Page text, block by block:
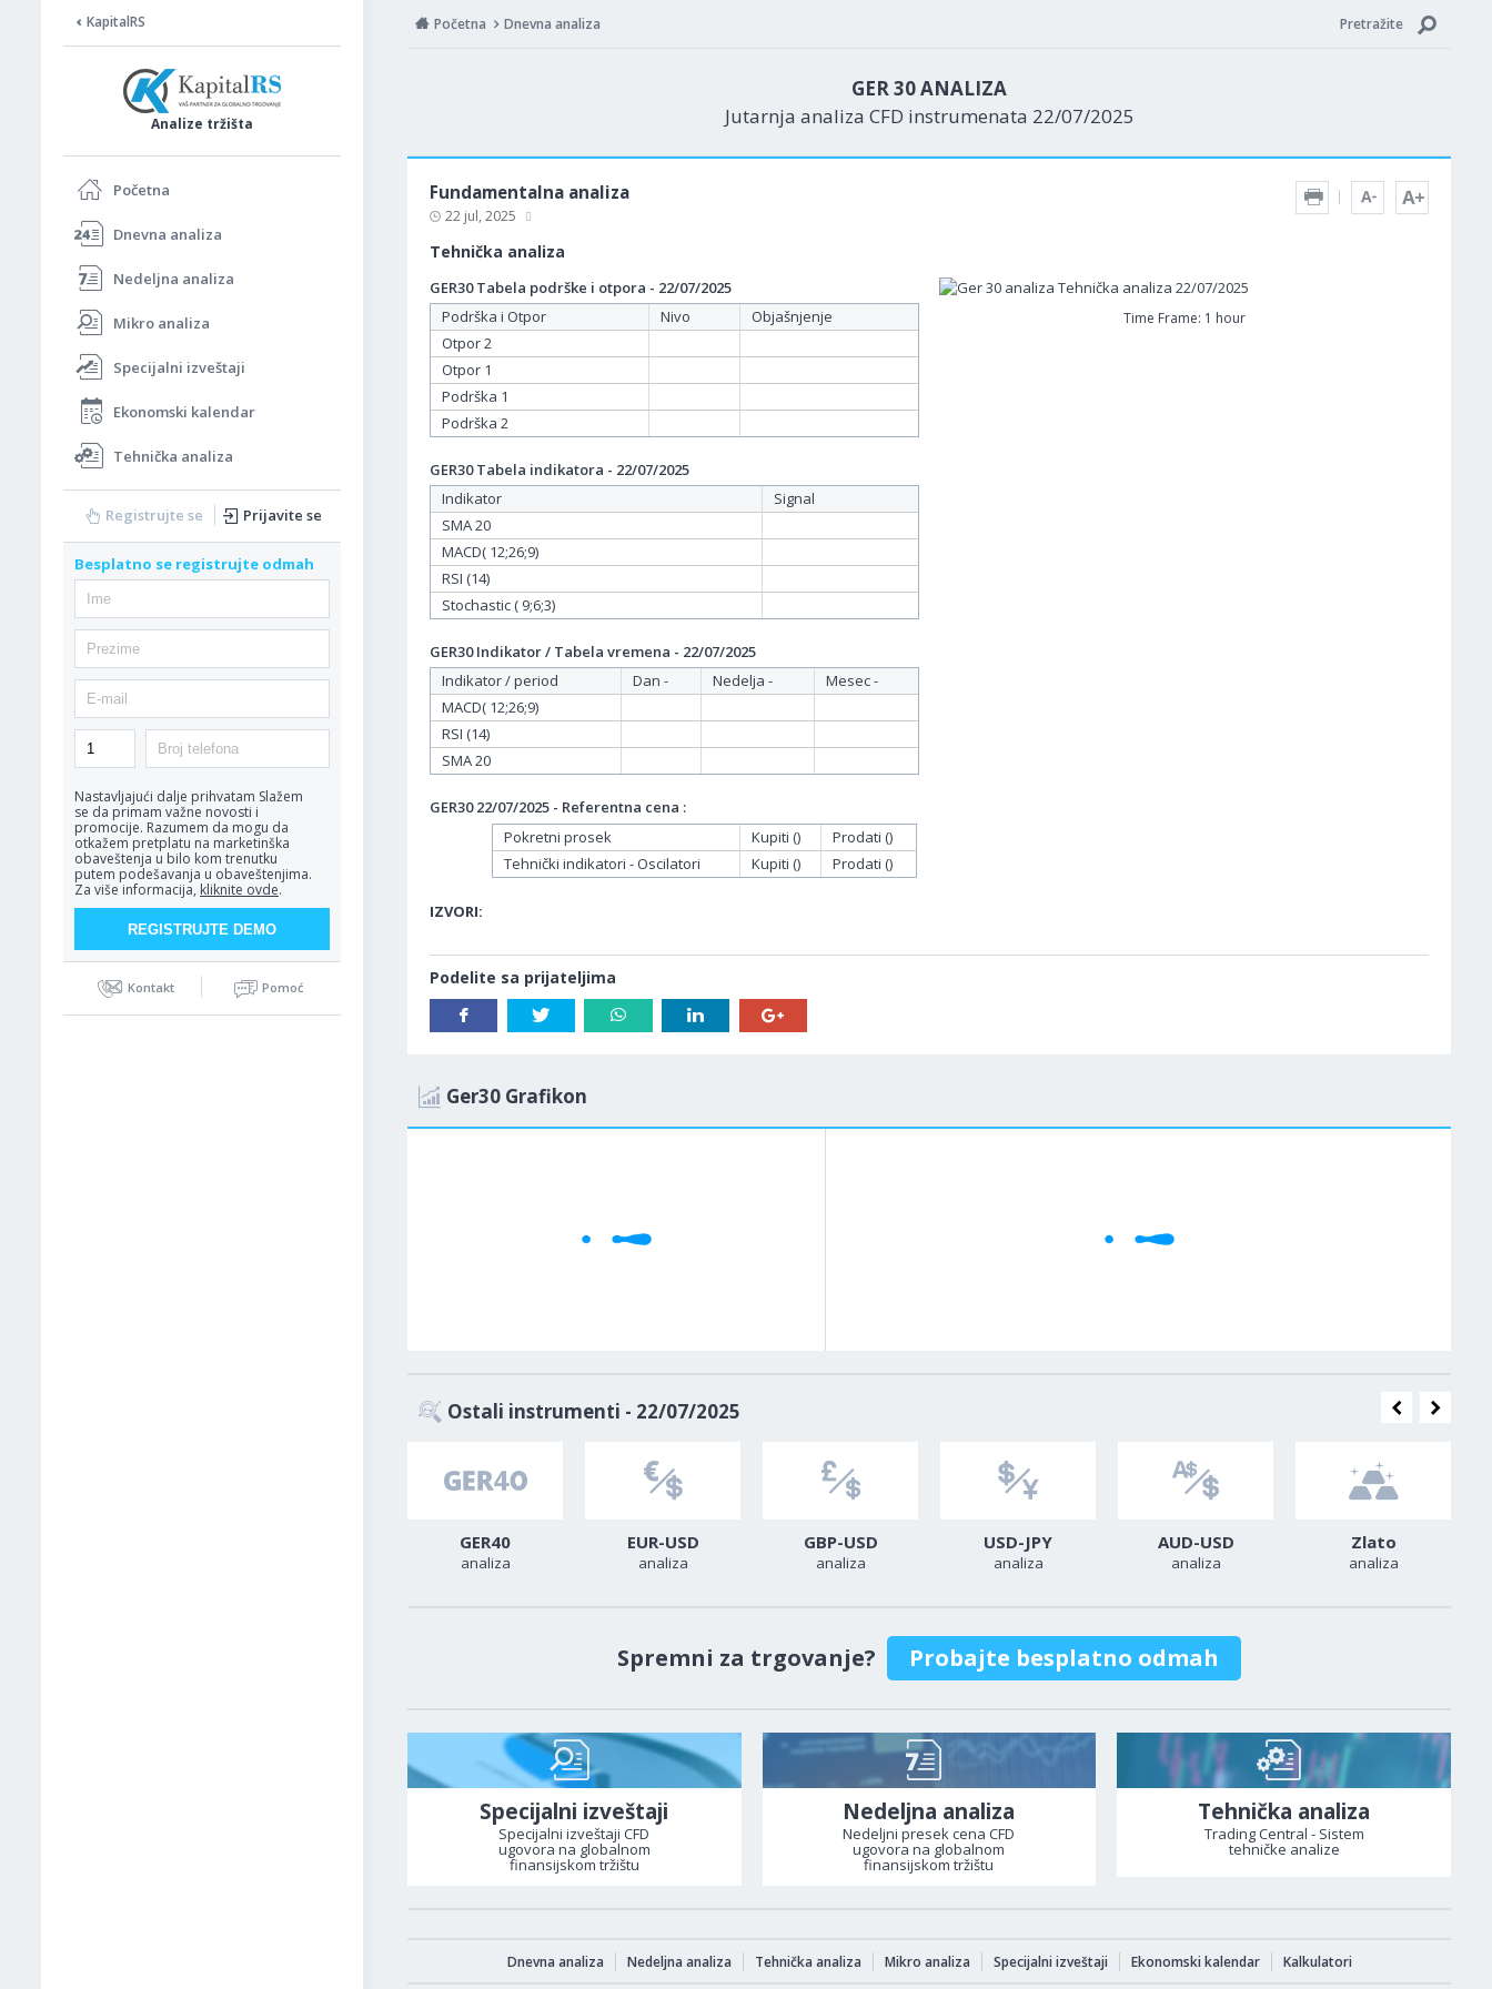
KapitalRS
Analize tržišta
Početna
Dnevna analiza
Nedeljna analiza
Mikro analiza
Specijalni izveštaji
Ekonomski kalendar
Tehnička analiza
Registrujte se Prijavite se
Besplatno se registrujte odmah
Nastavljajući dalje prihvatam Slažem
se da primam važne novosti i
promocije. Razumem da mogu da
otkažem pretplatu na marketinška
obaveštenja u bilo kom trenutku
putem podešavanja u obaveštenjima.
Za više informacija, kliknite ovde.
Kontakt Pomoć
Početna Dnevna analiza Pretražite
GER 30 ANALIZA
Jutarnja analiza CFD instrumenata 22/07/2025
Fundamentalna analiza
22 jul, 2025
Tehnička analiza
Time Frame: 1 hour
GER30 Tabela podrške i otpora - 22/07/2025
Podrška i Otpor
Nivo
Objašnjenje
Otpor 2
Otpor 1
Podrška 1
Podrška 2
GER30 Tabela indikatora - 22/07/2025
Indikator
Signal
SMA 20
MACD( 12;26;9)
RSI (14)
Stochastic ( 9;6;3)
GER30 Indikator / Tabela vremena - 22/07/2025
Indikator / period
Dan - Nedelja -
Mesec -
MACD( 12;26;9)
RSI (14)
SMA 20
GER30 22/07/2025 - Referentna cena :
Pokretni prosek
Kupiti ()
Prodati ()
Tehnički indikatori - Oscilatori
Kupiti () Prodati ()
IZVORI:
Podelite sa prijateljima
Ger30 Grafikon
Ostali instrumenti - 22/07/2025
GER40
analiza
EUR-USD
analiza
GBP-USD
analiza
USD-JPY
analiza
AUD-USD
analiza
Zlato
analiza
Spremni za trgovanje? Probajte besplatno odmah
Specijalni izveštaji
Specijalni izveštaji CFD
ugovora na globalnom
finansijskom tržištu
Nedeljna analiza
Nedeljni presek cena CFD
ugovora na globalnom
finansijskom tržištu
Tehnička analiza
Trading Central - Sistem
tehničke analize
Dnevna analiza Nedeljna analiza Tehnička analiza Mikro analiza Specijalni izveštaji Ekonomski kalendar Kalkulatori